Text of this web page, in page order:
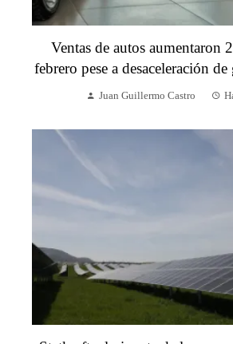
Ventas de autos aumentaron
febrero pese a desaceleración de
Juan Guillermo Castro